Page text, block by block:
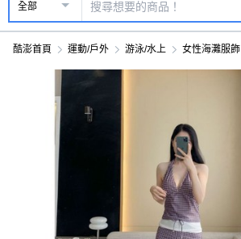
全部
酷澎首頁 運動/戶外 游泳/水上 女性海灘服飾